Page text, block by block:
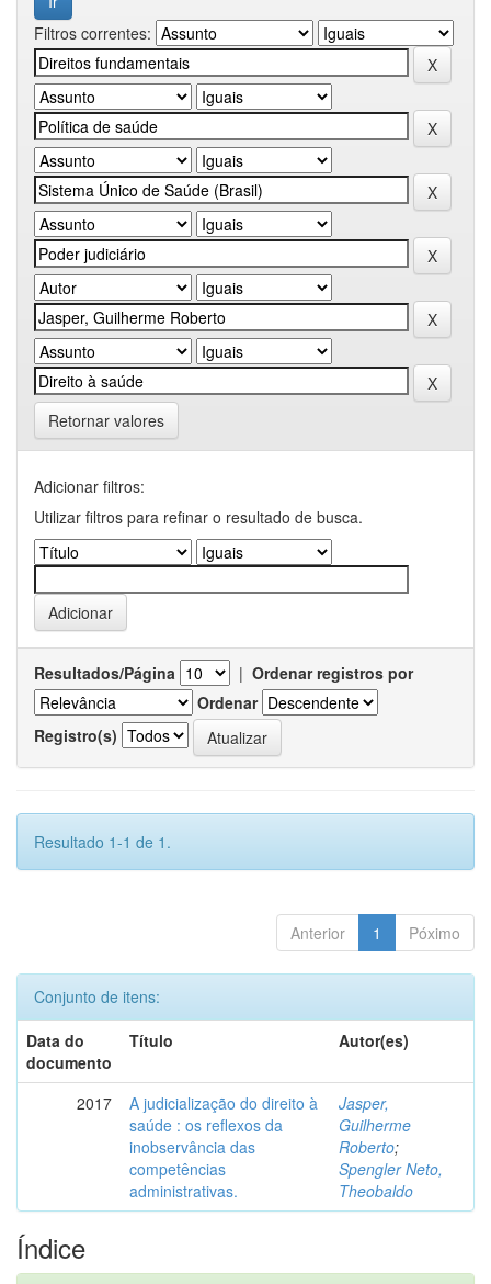
Filtros correntes:
Retornar valores
Adicionar filtros:
Utilizar filtros para refinar o resultado de busca.
Resultados/Página | Ordenar registros por
Ordenar
Registro(s)
Resultado 1-1 de 1.
Anterior 1 Póximo
Conjunto de itens:
Data do
documento
Título Autor(es)
2017
A judicialização do direito à
saúde : os reflexos da
inobservância das
competências
administrativas.
Jasper,
Guilherme
Roberto;
Spengler Neto,
Theobaldo
Índice